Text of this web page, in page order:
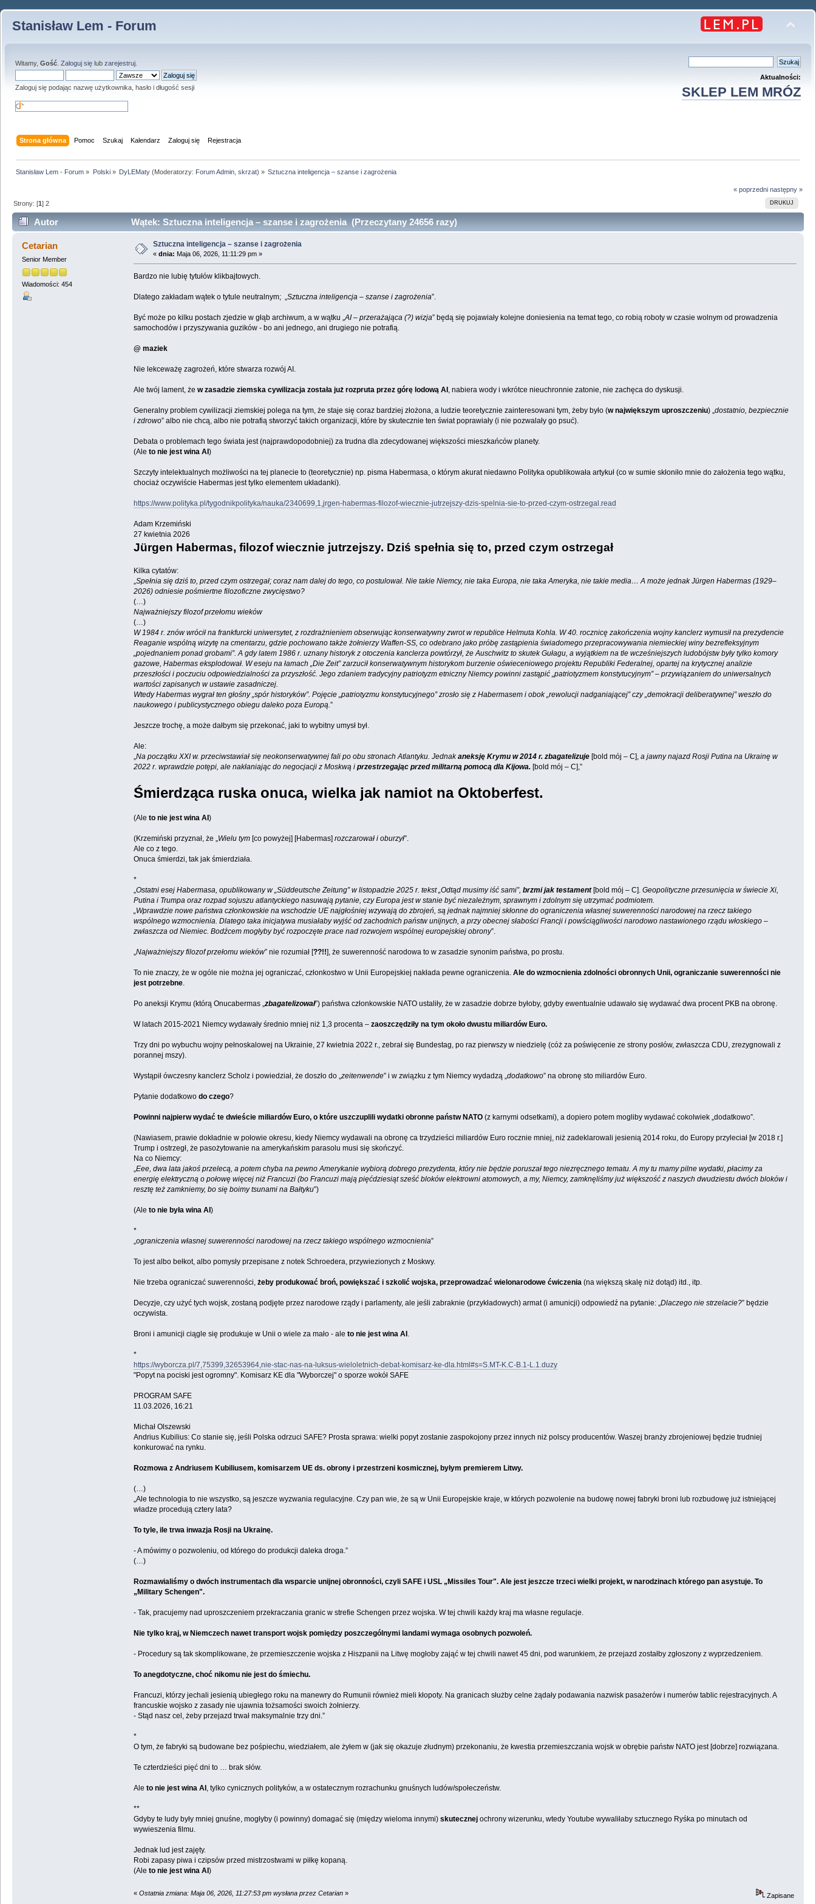
Stanisław Lem - Forum
Witamy, Gość Zaloguj się lub zarejestruj
Zaloguj się podając nazwę użytkownika, hasło i długość sesji
Aktualności:
SKLEP LEM MRÓZ
Strona główna Pomoc Szukaj Kalendarz Zaloguj się Rejestracja
Stanisław Lem - Forum » Polski» DyLEMaty(Moderatorzy: Forum Admin, skrzat) » Sztuczna inteligencja – szanse i zagrożenia
« poprzedni następny »
DRUKUJ
Strony: [1]2
Autor Wątek: Sztuczna inteligencja – szanse i zagrożenia (Przeczytany 24656 razy)
Cetarian
Senior Member
Wiadomości: 454
Sztuczna inteligencja – szanse i zagrożenia
« dnia: Maja 06, 2026, 11:11:29 pm »
Bardzo nie lubię tytułów klikbajtowych.
Dlatego zakładam wątek o tytule neutralnym; „Sztuczna inteligencja – szanse i zagrożenia”.
Być może po kilku postach zjedzie w głąb archiwum, a w wątku „AI – przerażająca (?) wizja” będą się pojawiały kolejne doniesienia na temat tego, co robią roboty w czasie wolnym od prowadzenia
samochodów i przyszywania guzików - bo ani jednego, ani drugiego nie potrafią.
@ maziek
Nie lekceważę zagrożeń, które stwarza rozwój AI.
Ale twój lament, że w zasadzie ziemska cywilizacja została już rozpruta przez górę lodową AI , nabiera wody i wkrótce nieuchronnie zatonie, nie zachęca do dyskusji.
Generalny problem cywilizacji ziemskiej polega na tym, że staje się coraz bardziej złożona, a ludzie teoretycznie zainteresowani tym, żeby było (w największym uproszczeniu) „dostatnio, bezpiecznie
i zdrowo” albo nie chcą, albo nie potrafią stworzyć takich organizacji, które by skutecznie ten świat poprawiały (i nie pozwalały go psuć).
Debata o problemach tego świata jest (najprawdopodobniej) za trudna dla zdecydowanej większości mieszkańców planety.
(Ale to nie jest wina AI )
Szczyty intelektualnych możliwości na tej planecie to (teoretycznie) np. pisma Habermasa, o którym akurat niedawno Polityka opublikowała artykuł (co w sumie skłoniło mnie do założenia tego wątku,
chociaż oczywiście Habermas jest tylko elementem układanki).
https://www.polityka.pl/tygodnikpolityka/nauka/2340699,1,jrgen-habermas-filozof-wiecznie-jutrzejszy-dzis-spelnia-sie-to-przed-czym-ostrzegal.read
Adam Krzemiński
27 kwietnia 2026
Jürgen Habermas, filozof wiecznie jutrzejszy. Dziś spełnia się to, przed czym ostrzegał
Kilka cytatów:
„Spełnia się dziś to, przed czym ostrzegał; coraz nam dalej do tego, co postulował. Nie takie Niemcy, nie taka Europa, nie taka Ameryka, nie takie media… A może jednak Jürgen Habermas (1929–
2026) odniesie pośmiertne filozoficzne zwycięstwo?
(…)
Najważniejszy filozof przełomu wieków
(…)
W 1984 r. znów wrócił na frankfurcki uniwersytet, z rozdrażnieniem obserwując konserwatywny zwrot w republice Helmuta Kohla. W 40. rocznicę zakończenia wojny kanclerz wymusił na prezydencie
Reaganie wspólną wizytę na cmentarzu, gdzie pochowano także żołnierzy Waffen-SS, co odebrano jako próbę zastąpienia świadomego przepracowywania niemieckiej winy bezrefleksyjnym
„pojednaniem ponad grobami”. A gdy latem 1986 r. uznany historyk z otoczenia kanclerza powtórzył, że Auschwitz to skutek Gułagu, a wyjątkiem na tle wcześniejszych ludobójstw były tylko komory
gazowe, Habermas eksplodował. W eseju na łamach „Die Zeit” zarzucił konserwatywnym historykom burzenie oświeceniowego projektu Republiki Federalnej, opartej na krytycznej analizie
przeszłości i poczuciu odpowiedzialności za przyszłość. Jego zdaniem tradycyjny patriotyzm etniczny Niemcy powinni zastąpić „patriotyzmem konstytucyjnym” – przywiązaniem do uniwersalnych
wartości zapisanych w ustawie zasadniczej.
Wtedy Habermas wygrał ten głośny „spór historyków”. Pojęcie „patriotyzmu konstytucyjnego” zrosło się z Habermasem i obok „rewolucji nadganiającej” czy „demokracji deliberatywnej” weszło do
naukowego i publicystycznego obiegu daleko poza Europą.”
Jeszcze trochę, a może dałbym się przekonać, jaki to wybitny umysł był.
Ale:
„Na początku XXI w. przeciwstawiał się neokonserwatywnej fali po obu stronach Atlantyku. Jednakaneksję Krymu w 2014 r. zbagatelizuje [bold mój – C], a jawny najazd Rosji Putina na Ukrainę w
2022 r. wprawdzie potępi, ale nakłaniając do negocjacji z Moskwą i przestrzegając przed militarną pomocą dla Kijowa.[bold mój – C],”
Śmierdząca ruska onuca, wielka jak namiot na Oktoberfest.
(Ale to nie jest wina AI )
(Krzemiński przyznał, że „Wielu tym[co powyżej] [Habermas] rozczarował i oburzył”.
Ale co z tego.
Onuca śmierdzi, tak jak śmierdziała.
*
„Ostatni esej Habermasa, opublikowany w „Süddeutsche Zeitung” w listopadzie 2025 r. tekst „Odtąd musimy iść sami”, brzmi jak testament [bold mój – C].Geopolityczne przesunięcia w świecie Xi,
Putina i Trumpa oraz rozpad sojuszu atlantyckiego nasuwają pytanie, czy Europa jest w stanie być niezależnym, sprawnym i zdolnym się utrzymać podmiotem.
„Wprawdzie nowe państwa członkowskie na wschodzie UE najgłośniej wzywają do zbrojeń, są jednak najmniej skłonne do ograniczenia własnej suwerenności narodowej na rzecz takiego
wspólnego wzmocnienia. Dlatego taka inicjatywa musiałaby wyjść od zachodnich państw unijnych, a przy obecnej słabości Francji i powściągliwości narodowo nastawionego rządu włoskiego –
zwłaszcza od Niemiec. Bodźcem mogłyby być rozpoczęte prace nad rozwojem wspólnej europejskiej obrony”.
„Najważniejszy filozof przełomu wieków” nie rozumiał [??!!], że suwerenność narodowa to w zasadzie synonim państwa, po prostu.
To nie znaczy, że w ogóle nie można jej ograniczać, członkostwo w Unii Europejskiej nakłada pewne ograniczenia. Ale do wzmocnienia zdolności obronnych Unii, ograniczanie suwerenności nie
jest potrzebne.
Po aneksji Krymu (którą Onucabermas „zbagatelizował”) państwa członkowskie NATO ustaliły, że w zasadzie dobrze byłoby, gdyby ewentualnie udawało się wydawać dwa procent PKB na obronę.
W latach 2015-2021 Niemcy wydawały średnio mniej niż 1,3 procenta – zaoszczędziły na tym około dwustu miliardów Euro.
Trzy dni po wybuchu wojny pełnoskalowej na Ukrainie, 27 kwietnia 2022 r., zebrał się Bundestag, po raz pierwszy w niedzielę (cóż za poświęcenie ze strony posłów, zwłaszcza CDU, zrezygnowali z
porannej mszy).
Wystąpił ówczesny kanclerz Scholz i powiedział, że doszło do „zeitenwende” i w związku z tym Niemcy wydadzą „dodatkowo” na obronę sto miliardów Euro.
Pytanie dodatkowo do czego?
Powinni najpierw wydać te dwieście miliardów Euro, o które uszczuplili wydatki obronne państw NATO(z karnymi odsetkami), a dopiero potem mogliby wydawać cokolwiek „dodatkowo”.
(Nawiasem, prawie dokładnie w połowie okresu, kiedy Niemcy wydawali na obronę ca trzydzieści miliardów Euro rocznie mniej, niż zadeklarowali jesienią 2014 roku, do Europy przyleciał [w 2018 r.]
Trump i ostrzegł, że pasożytowanie na amerykańskim parasolu musi się skończyć.
Na co Niemcy:
„Eee, dwa lata jakoś przelecą, a potem chyba na pewno Amerykanie wybiorą dobrego prezydenta, który nie będzie poruszał tego niezręcznego tematu. A my tu mamy pilne wydatki, płacimy za
energię elektryczną o połowę więcej niż Francuzi (bo Francuzi mają pięćdziesiąt sześć bloków elektrowni atomowych, a my, Niemcy, zamknęliśmy już większość z naszych dwudziestu dwóch bloków i
resztę też zamkniemy, bo się boimy tsunami na Bałtyku”)
(Ale to nie była wina AI )
*
„ograniczenia własnej suwerenności narodowej na rzecz takiego wspólnego wzmocnienia”
To jest albo bełkot, albo pomysły przepisane z notek Schroedera, przywiezionych z Moskwy.
Nie trzeba ograniczać suwerenności, żeby produkować broń, powiększać i szkolić wojska, przeprowadzać wielonarodowe ćwiczenia(na większą skalę niż dotąd) itd., itp.
Decyzje, czy użyć tych wojsk, zostaną podjęte przez narodowe rządy i parlamenty, ale jeśli zabraknie (przykładowych) armat (i amunicji) odpowiedź na pytanie: „Dlaczego nie strzelacie?” będzie
oczywista.
Broni i amunicji ciągle się produkuje w Unii o wiele za mało - ale to nie jest wina AI .
*
https://wyborcza.pl/7,75399,32653964,nie-stac-nas-na-luksus-wieloletnich-debat-komisarz-ke-dla.html#s=S.MT-K.C-B.1-L.1.duzy
"Popyt na pociski jest ogromny". Komisarz KE dla "Wyborczej" o sporze wokół SAFE
PROGRAM SAFE
11.03.2026, 16:21
Michał Olszewski
Andrius Kubilius: Co stanie się, jeśli Polska odrzuci SAFE? Prosta sprawa: wielki popyt zostanie zaspokojony przez innych niż polscy producentów. Waszej branży zbrojeniowej będzie trudniej
konkurować na rynku.
Rozmowa z Andriusem Kubiliusem, komisarzem UE ds. obrony i przestrzeni kosmicznej, byłym premierem Litwy.
(…)
„Ale technologia to nie wszystko, są jeszcze wyzwania regulacyjne. Czy pan wie, że są w Unii Europejskie kraje, w których pozwolenie na budowę nowej fabryki broni lub rozbudowę już istniejącej
władze procedują cztery lata?
To tyle, ile trwa inwazja Rosji na Ukrainę.
- A mówimy o pozwoleniu, od którego do produkcji daleka droga.”
(…)
Rozmawialiśmy o dwóch instrumentach dla wsparcie unijnej obronności, czyli SAFE i USL „Missiles Tour". Ale jest jeszcze trzeci wielki projekt, w narodzinach którego pan asystuje. To
„Military Schengen".
- Tak, pracujemy nad uproszczeniem przekraczania granic w strefie Schengen przez wojska. W tej chwili każdy kraj ma własne regulacje.
Nie tylko kraj, w Niemczech nawet transport wojsk pomiędzy poszczególnymi landami wymaga osobnych pozwoleń.
- Procedury są tak skomplikowane, że przemieszczenie wojska z Hiszpanii na Litwę mogłoby zająć w tej chwili nawet 45 dni, pod warunkiem, że przejazd zostałby zgłoszony z wyprzedzeniem.
To anegdotyczne, choć nikomu nie jest do śmiechu.
Francuzi, którzy jechali jesienią ubiegłego roku na manewry do Rumunii również mieli kłopoty. Na granicach służby celne żądały podawania nazwisk pasażerów i numerów tablic rejestracyjnych. A
francuskie wojsko z zasady nie ujawnia tożsamości swoich żołnierzy.
- Stąd nasz cel, żeby przejazd trwał maksymalnie trzy dni.”
*
O tym, że fabryki są budowane bez pośpiechu, wiedziałem, ale żyłem w (jak się okazuje złudnym) przekonaniu, że kwestia przemieszczania wojsk w obrębie państw NATO jest [dobrze] rozwiązana.
Te czterdzieści pięć dni to … brak słów.
Ale to nie jest wina AI , tylko cynicznych polityków, a w ostatecznym rozrachunku gnuśnych ludów/społeczeństw.
**
Gdyby te ludy były mniej gnuśne, mogłyby (i powinny) domagać się (między wieloma innymi)skutecznejochrony wizerunku, wtedy Youtube wywaliłaby sztucznego Ryśka po minutach od
wywieszenia filmu.
Jednak lud jest zajęty.
Robi zapasy piwa i czipsów przed mistrzostwami w piłkę kopaną.
(Ale to nie jest wina AI )
« Ostatnia zmiana: Maja 06, 2026, 11:27:53 pm wysłana przez Cetarian» Zapisane